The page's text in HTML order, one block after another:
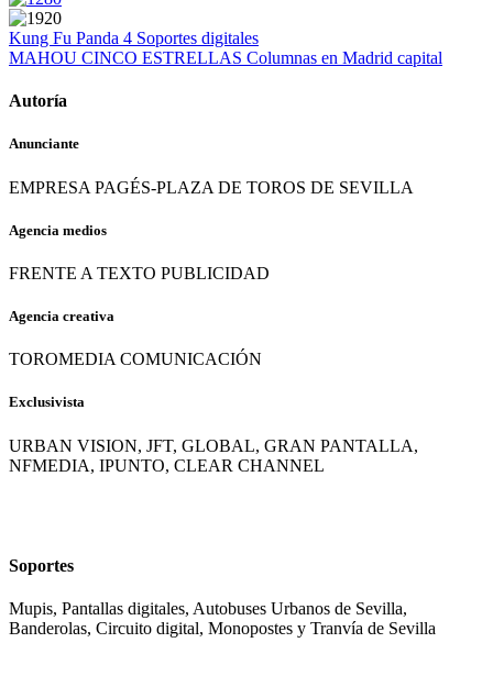
Kung Fu Panda 4 Soportes digitales
MAHOU CINCO ESTRELLAS Columnas en Madrid capital
Autoría
Anunciante
EMPRESA PAGÉS-PLAZA DE TOROS DE SEVILLA
Agencia medios
FRENTE A TEXTO PUBLICIDAD
Agencia creativa
TOROMEDIA COMUNICACIÓN
Exclusivista
URBAN VISION, JFT, GLOBAL, GRAN PANTALLA,
NFMEDIA, IPUNTO, CLEAR CHANNEL
Soportes
Mupis, Pantallas digitales, Autobuses Urbanos de Sevilla,
Banderolas, Circuito digital, Monopostes y Tranvía de Sevilla